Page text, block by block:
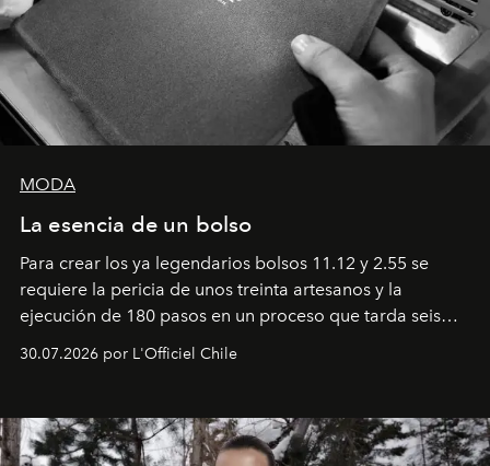
MODA
La esencia de un bolso
Para crear los ya legendarios bolsos 11.12 y 2.55 se
requiere la pericia de unos treinta artesanos y la
ejecución de 180 pasos en un proceso que tarda seis
que se enseña solamente en la escuela de formación de
30.07.2026 por L'Officiel Chile